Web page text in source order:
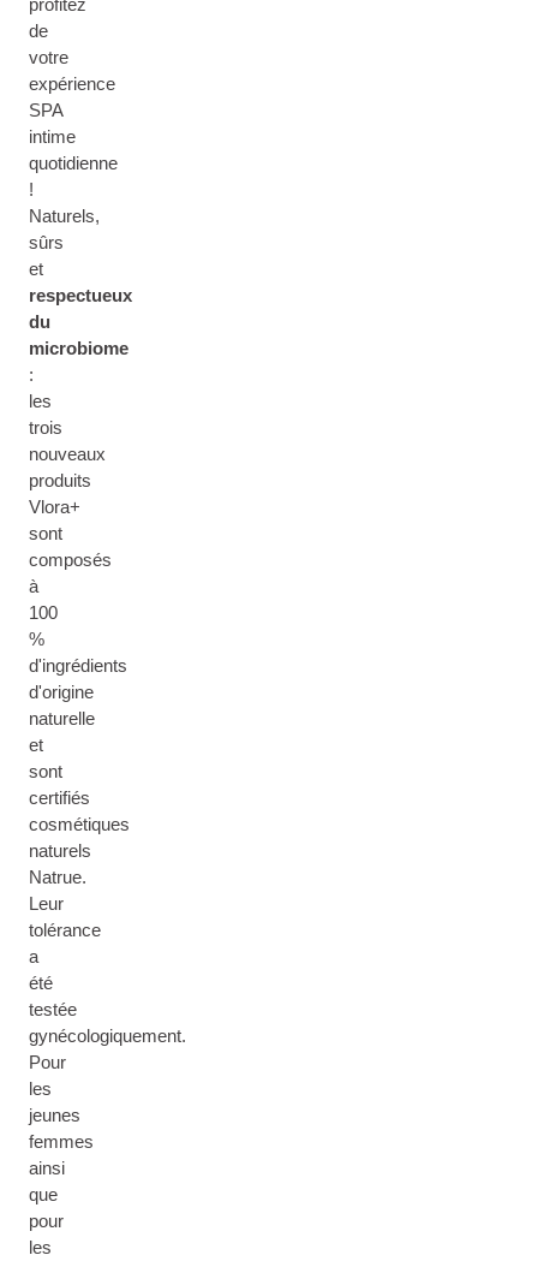
profitez
de
votre
expérience
SPA
intime
quotidienne
!
Naturels,
sûrs
et
respectueux
du
microbiome
:
les
trois
nouveaux
produits
Vlora+
sont
composés
à
100
%
d'ingrédients
d'origine
naturelle
et
sont
certifiés
cosmétiques
naturels
Natrue.
Leur
tolérance
a
été
testée
gynécologiquement.
Pour
les
jeunes
femmes
ainsi
que
pour
les